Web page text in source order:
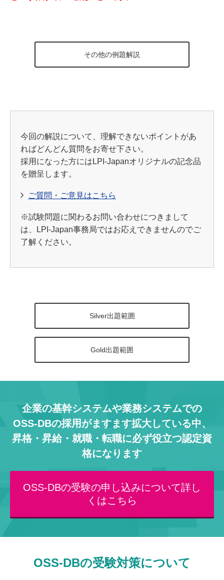
その他の例題解説
今回の解説について、理解できないポイントがあ
ればどんどん質問をお寄せ下さい。
採用になった方にはLPI-Japanオリジナルの記念品
を贈呈します。
ご質問・ご意見はこちら
※試験問題に関わるお問い合わせにつきまして
は、LPI-Japan事務局ではお応えできませんのでご
了解ください。
Silver出題範囲
Gold出題範囲
企業の基幹システムや業務システムでの
OSS-DBの採用がますます拡大している中、
昇格・昇給・就職・転職に必ず役立つ認定資
格になります
OSS-DBの受験の申し込みについて詳し
くはこちら
OSS-DBの受験対策について